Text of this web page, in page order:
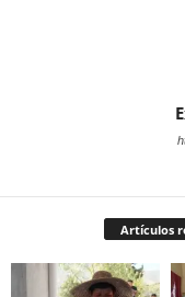
Artículos